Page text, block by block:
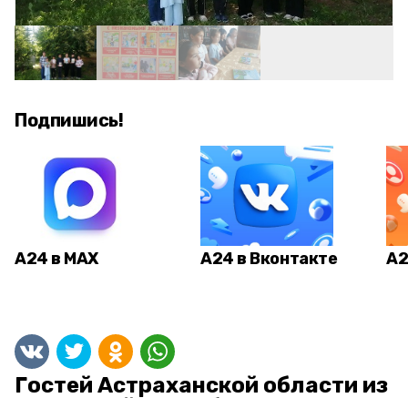
Подпишись!
А24 в MAX А24 в Вконтакте
Гостей Астраханской области из